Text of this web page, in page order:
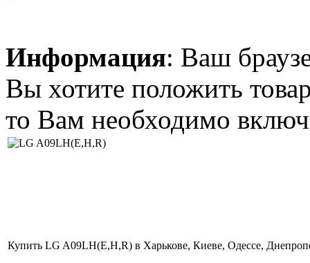
5 035.00 грн.
Midea MS12F-
24HRN1
Информация: Ваш
Вы хотите положить
то Вам необходимо
Купить LG A09LH(E,H,R) в Харькове, Киеве, Одессе,